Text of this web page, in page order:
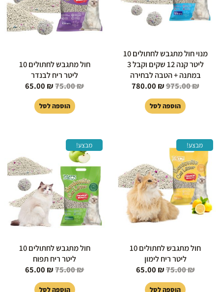
מנוי חול מתגבש לחתולים 10
ליטר קנה 12 שקים וקבל 3
במתנה + הטבה לבחירה
975.00₪
780.00 ₪
הוספה לסל
חול מתגבש לחתולים 10
ליטר ריח לבנדר
75.00₪
65.00 ₪
הוספה לסל
מבצע!
חול מתגבש לחתולים 10
ליטר ריח לימון
75.00₪
75.00 ₪.
65.00 ₪
65.00 ₪.
הוספה לסל
מבצע!
חול מתגבש לחתולים 10
ליטר ריח תפוח
75.00₪
75.00 ₪.
65.00 ₪
הוא:
65.00 ₪.
הוספה לסל